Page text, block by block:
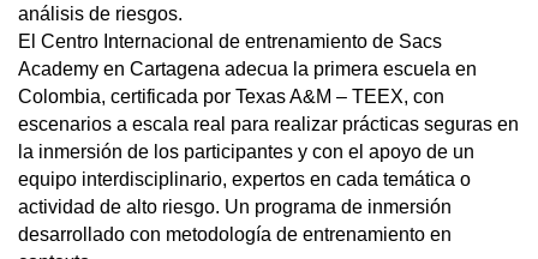
análisis de riesgos.
El Centro Internacional de entrenamiento de Sacs
Academy en Cartagena adecua la primera escuela en
Colombia, certificada por Texas A&M – TEEX, con
escenarios a escala real para realizar prácticas seguras en
la inmersión de los participantes y con el apoyo de un
equipo interdisciplinario, expertos en cada temática o
actividad de alto riesgo. Un programa de inmersión
desarrollado con metodología de entrenamiento en